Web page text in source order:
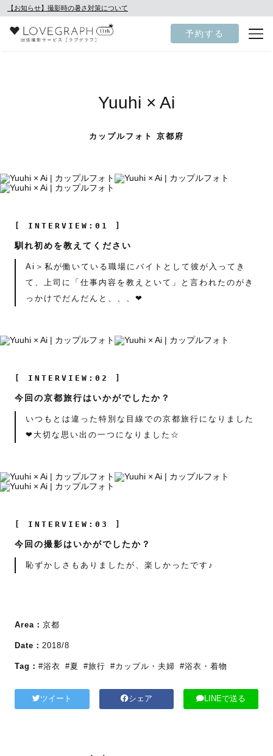
【お知らせ】撮影時の暑さ対策について
予約する
Yuuhi × Ai
カップルフォト 京都府
[ INTERVIEW:01 ]
馴れ初めを教えてください
Ai＞私が働いている職場にバイトとして彼が入ってき
て、上司に「仕事内容を教えといて」と言われたのがき
っかけでだんだんと、、、❤
[ INTERVIEW:02 ]
今回の京都旅行はいかがでしたか？
いつもとは違った特別な目線での京都旅行になりました
❤大切な思い出の一つになりました☆
[ INTERVIEW:03 ]
今回の撮影はいかがでしたか？
恥ずかしさもありましたが、楽しかったです♪
Area： 京都
Date： 2018/8
Tag： #浴衣 #夏 #旅行 #カップル・夫婦 #浴衣・着物
ツイート シェア LINEで送る